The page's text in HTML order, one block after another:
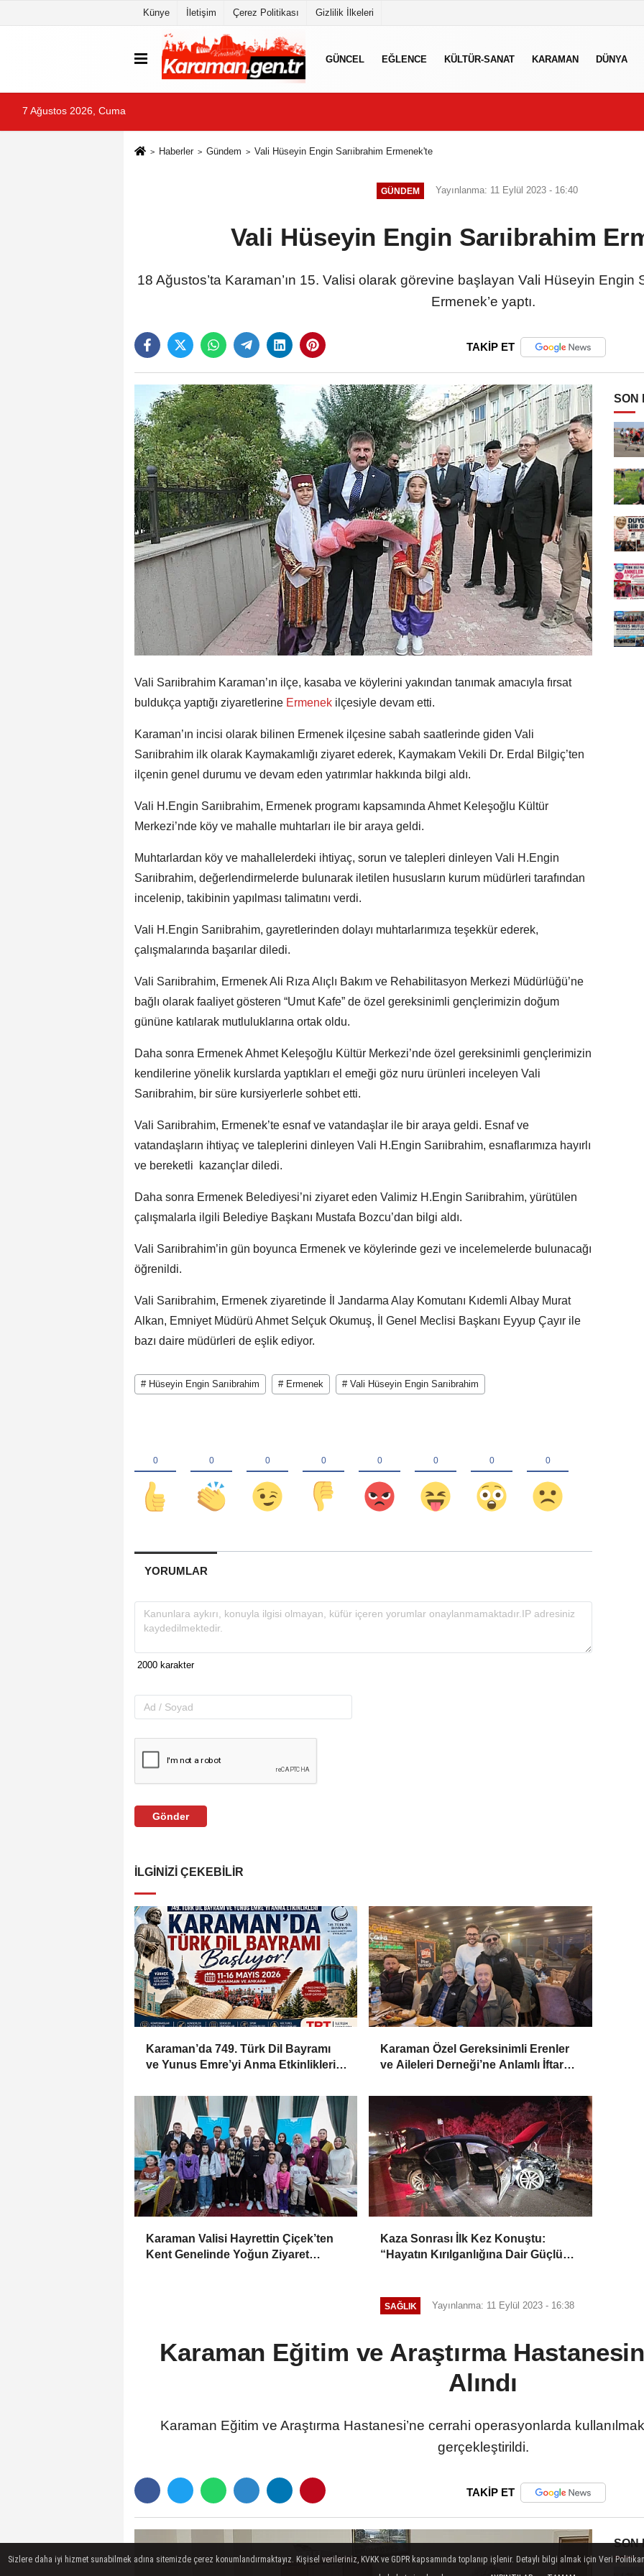
Künye İletişim Çerez Politikası Gizlilik İlkeleri
GÜNCEL EĞLENCE KÜLTÜR-SANAT KARAMAN DÜNYA
7 Ağustos 2026, Cuma
Haberler Gündem Vali Hüseyin Engin Sarıibrahim Ermenek'te
GÜNDEM Yayınlanma: 11 Eylül 2023 - 16:40
Vali Hüseyin Engin Sarıibrahim
18 Ağustos’ta Karaman’ın 15. Valisi olarak görevine başlayan Vali Hüseyin Engin
Ermenek’e yaptı.
TAKİP ET
Vali Sarıibrahim Karaman’ın ilçe, kasaba ve köylerini yakından tanımak amacıyla fırsat
buldukça yaptığı ziyaretlerine Ermenek ilçesiyle devam etti.
Karaman’ın incisi olarak bilinen Ermenek ilçesine sabah saatlerinde giden Vali
Sarıibrahim ilk olarak Kaymakamlığı ziyaret ederek, Kaymakam Vekili Dr. Erdal Bilgiç’ten
ilçenin genel durumu ve devam eden yatırımlar hakkında bilgi aldı.
Vali H.Engin Sarıibrahim, Ermenek programı kapsamında Ahmet Keleşoğlu Kültür
Merkezi’nde köy ve mahalle muhtarları ile bir araya geldi.
Muhtarlardan köy ve mahallelerdeki ihtiyaç, sorun ve talepleri dinleyen Vali H.Engin
Sarıibrahim, değerlendirmelerde bulunarak iletilen hususların kurum müdürleri tarafından
incelenip, takibinin yapılması talimatını verdi.
Vali H.Engin Sarıibrahim, gayretlerinden dolayı muhtarlarımıza teşekkür ederek,
çalışmalarında başarılar diledi.
Vali Sarıibrahim, Ermenek Ali Rıza Alıçlı Bakım ve Rehabilitasyon Merkezi Müdürlüğü’ne
bağlı olarak faaliyet gösteren “Umut Kafe” de özel gereksinimli gençlerimizin doğum
gününe katılarak mutluluklarına ortak oldu.
Daha sonra Ermenek Ahmet Keleşoğlu Kültür Merkezi’nde özel gereksinimli gençlerimizin
kendilerine yönelik kurslarda yaptıkları el emeği göz nuru ürünleri inceleyen Vali
Sarıibrahim, bir süre kursiyerlerle sohbet etti.
Vali Sarıibrahim, Ermenek’te esnaf ve vatandaşlar ile bir araya geldi. Esnaf ve
vatandaşların ihtiyaç ve taleplerini dinleyen Vali H.Engin Sarıibrahim, esnaflarımıza hayırlı
ve bereketli kazançlar diledi.
Daha sonra Ermenek Belediyesi’ni ziyaret eden Valimiz H.Engin Sarıibrahim, yürütülen
çalışmalarla ilgili Belediye Başkanı Mustafa Bozcu’dan bilgi aldı.
Vali Sarıibrahim’in gün boyunca Ermenek ve köylerinde gezi ve incelemelerde bulunacağı
öğrenildi.
Vali Sarıibrahim, Ermenek ziyaretinde İl Jandarma Alay Komutanı Kıdemli Albay Murat
Alkan, Emniyet Müdürü Ahmet Selçuk Okumuş, İl Genel Meclisi Başkanı Eyyup Çayır ile
bazı daire müdürleri de eşlik ediyor.
# Hüseyin Engin Sarıibrahim # Ermenek # Vali Hüseyin Engin Sarıibrahim
YORUMLAR
Gönder
İLGINIZI ÇEKEBILIR
Karaman’da 749. Türk Dil Bayramı
ve Yunus Emre’yi Anma Etkinlikleri
Karaman Özel Gereksinimli Erenler
ve Aileleri Derneği’ne Anlamlı İftar
Karaman Valisi Hayrettin Çiçek’ten
Kent Genelinde Yoğun Ziyaret
Kaza Sonrası İlk Kez Konuştu:
“Hayatın Kırılganlığına Dair Güçlü
SON
SAĞLIK Yayınlanma: 11 Eylül 2023 - 16:38
Karaman Eğitim ve Araştırma
Alındı
Karaman Eğitim ve Araştırma Hastanesi’ne cerrahi operasyonlarda
gerçekleştirildi.
TAKİP ET
SON
Sizlere daha iyi hizmet sunabilmek adına sitemizde çerez konumlandırmaktayız. Kişisel verileriniz, KVKK ve GDPR kapsamında toplanıp işlenir. Detaylı bilgi almak için Veri